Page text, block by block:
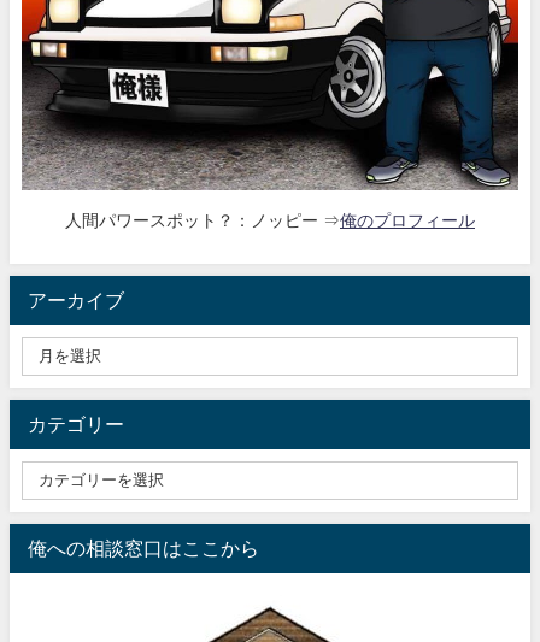
人間パワースポット？：ノッピー ⇒俺のプロフィール
アーカイブ
カテゴリー
俺への相談窓口はここから